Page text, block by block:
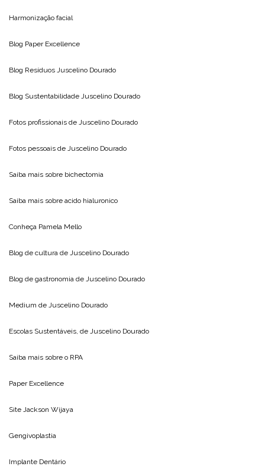
Harmonização facial
Blog Paper Excellence
Blog Resíduos Juscelino Dourado
Blog Sustentabilidade Juscelino Dourado
Fotos profissionais de Juscelino Dourado
Fotos pessoais de Juscelino Dourado
Saiba mais sobre bichectomia
Saiba mais sobre acido hialuronico
Conheça Pamela Mello
Blog de cultura de Juscelino Dourado
Blog de gastronomia de Juscelino Dourado
Medium de Juscelino Dourado
Escolas Sustentáveis, de Juscelino Dourado
Saiba mais sobre o RPA
Paper Excellence
Site Jackson Wijaya
Gengivoplastia
Implante Dentário